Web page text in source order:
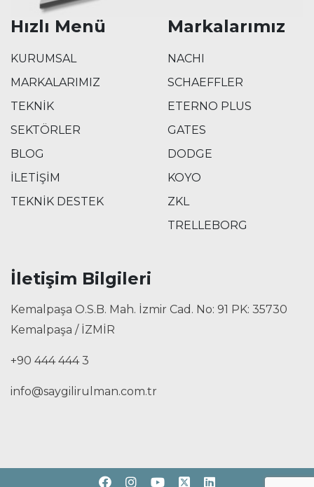
Hızlı Menü
KURUMSAL
MARKALARIMIZ
TEKNİK
SEKTÖRLER
BLOG
İLETİŞİM
TEKNİK DESTEK
Markalarımız
NACHI
SCHAEFFLER
ETERNO PLUS
GATES
DODGE
KOYO
ZKL
TRELLEBORG
İletişim Bilgileri
Kemalpaşa O.S.B. Mah. İzmir Cad. No: 91 PK: 35730
Kemalpaşa / İZMİR
+90 444 444 3
info@saygilirulman.com.tr